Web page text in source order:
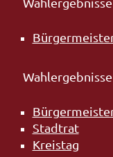
Stadtrat
Kreistag